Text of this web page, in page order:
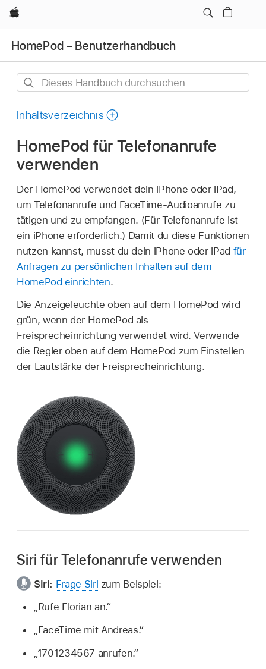
Apple
HomePod – Benutzerhandbuch
Dieses
durchsuchen
Inhaltsverzeichnis
HomePod für Telefonanrufe
verwenden
Der HomePod verwendet dein iPhone oder iPad,
um Telefonanrufe und FaceTime-Audioanrufe zu
tätigen und zu empfangen. (Für Telefonanrufe ist
ein iPhone erforderlich.) Damit du diese Funktionen
nutzen kannst, musst du dein iPhone oder iPad für
Anfragen zu persönlichen Inhalten auf dem
HomePod einrichten.
Die Anzeigeleuchte oben auf dem HomePod wird
grün, wenn der HomePod als
Freisprecheinrichtung verwendet wird. Verwende
die Regler oben auf dem HomePod zum Einstellen
der Lautstärke der Freisprecheinrichtung.
Siri für Telefonanrufe verwenden
Siri: Frage Siri zum Beispiel:
„Rufe Florian an.“
„FaceTime mit Andreas.“
„1701234567 anrufen.“